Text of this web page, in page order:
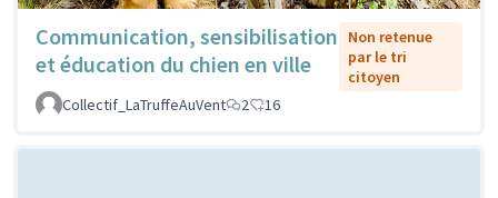
Communication, sensibilisation
et éducation du chien en ville
Non retenue
par le tri
citoyen
Collectif_LaTruffeAuVent
2 16